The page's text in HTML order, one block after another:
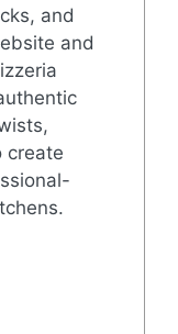
and
and
create